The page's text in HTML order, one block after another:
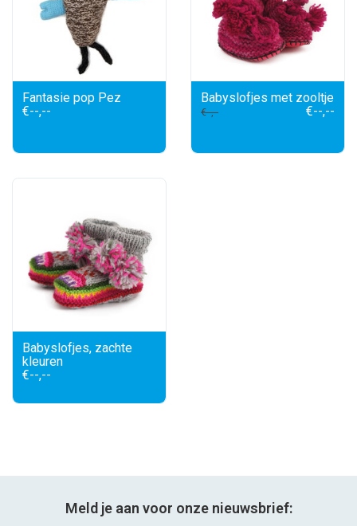
Fantasie pop Pez
€--,--
Babyslofjes met zooltje
€--,-- €--,--
Babyslofjes, zachte
kleuren
€--,--
Meld je aan voor onze nieuwsbrief: